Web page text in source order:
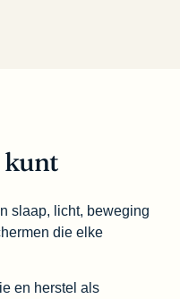
kunt
slaap, licht, beweging
die elke
en herstel als